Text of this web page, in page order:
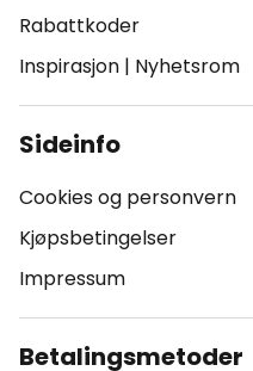
Rabattkoder
Inspirasjon | Nyhetsrom
Sideinfo
Cookies og personvern
Kjøpsbetingelser
Impressum
Betalingsmetoder